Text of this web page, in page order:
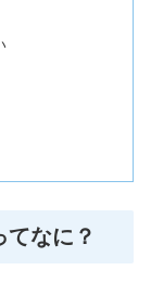
なに？